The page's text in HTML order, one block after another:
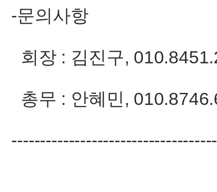
-문의사항
회장 : 김진구,
총무 : 안혜민,